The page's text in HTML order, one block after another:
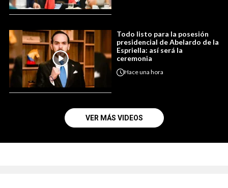
Todo listo para la posesión
presidencial de Abelardo de la
Espriella: así será la
ceremonia
Haceuna hora
VER MÁS VIDEOS